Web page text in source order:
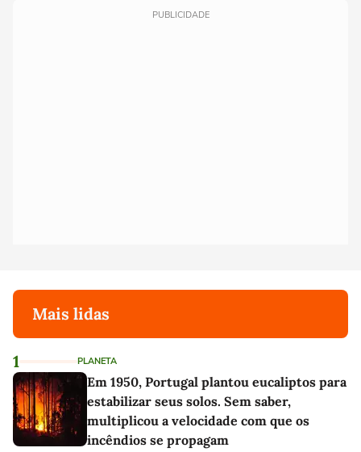
PUBLICIDADE
Mais lidas
1 PLANETA
Em 1950, Portugal plantou eucaliptos para
estabilizar seus solos. Sem saber,
multiplicou a velocidade com que os
incêndios se propagam